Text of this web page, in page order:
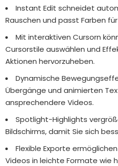
Instant Edit schneidet
Rauschen und passt Farben für
Mit interaktiven Cursorn
Cursorstile auswählen und
Aktionen hervorzuheben.
Dynamische
Übergänge und animierten
ansprechendere Videos.
Spotlight-Highlights
Bildschirms, damit Sie sich
Flexible Exporte
Videos in leichte Formate wie